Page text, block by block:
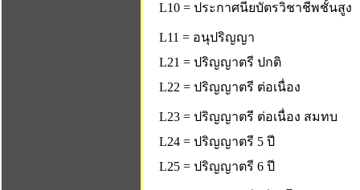
L10 = ประกาศนียบัตรวิชาชีพชั้นสูง
L11 = อนุปริญญา
L21 = ปริญญาตรี ปกติ
L22 = ปริญญาตรี ต่อเนื่อง
L23 = ปริญญาตรี ต่อเนื่อง สมทบ
L24 = ปริญญาตรี 5 ปี
L25 = ปริญญาตรี 6 ปี